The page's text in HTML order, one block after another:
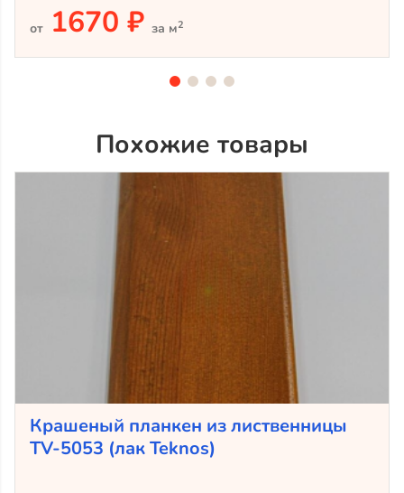
от 1670 ₽ за м2
Похожие товары
Крашеный планкен из лиственницы
TV-5053 (лак Teknos)